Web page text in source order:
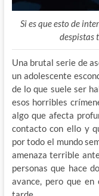
Si es que esto de
despistas
Una brutal serie de
un adolescente
de lo que suele ser
esos horribles
algo que afecta
contacto con ello y
por todo el mundo
amenaza terrible
personas que hace
avance, pero que en